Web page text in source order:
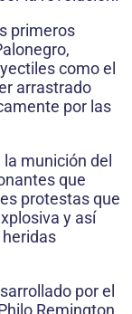
primeros
como el
arrastrado
por las
munición del
que
protestas que
y así
por el